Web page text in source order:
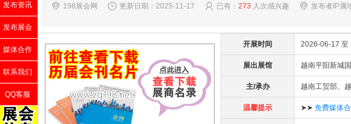
198展会网 更新日期：2025-11-17 已有： 273 人次感兴趣 发布者IP属
开展时间 2026-06-17 至
展出展馆 越南平阳新城
主/承办 越南工贸部、
温馨提示 ➤➤ 免费媒体
发布资讯
发布展会
媒体合作
联系我们
QQ客服